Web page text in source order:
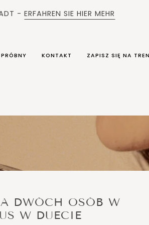
- ERFAHREN SIE HIER MEHR
KONTAKT ZAPISZ SIĘ NA
DWÓCH OSÓB W
W DUECIE